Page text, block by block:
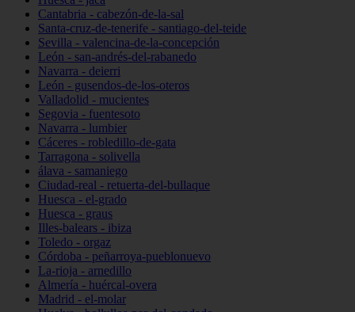
Cantabria - cabezón-de-la-sal
Santa-cruz-de-tenerife - santiago-del-teide
Sevilla - valencina-de-la-concepción
León - san-andrés-del-rabanedo
Navarra - deierri
León - gusendos-de-los-oteros
Valladolid - mucientes
Segovia - fuentesoto
Navarra - lumbier
Cáceres - robledillo-de-gata
Tarragona - solivella
álava - samaniego
Ciudad-real - retuerta-del-bullaque
Huesca - el-grado
Huesca - graus
Illes-balears - ibiza
Toledo - orgaz
Córdoba - peñarroya-pueblonuevo
La-rioja - arnedillo
Almería - huércal-overa
Madrid - el-molar